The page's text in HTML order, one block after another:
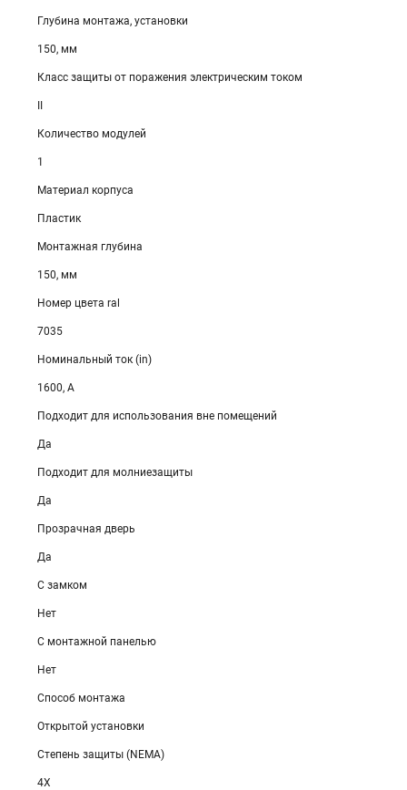
Глубина монтажа, установки
150, мм
Класс защиты от поражения электрическим током
Количество модулей
1
Материал корпуса
Пластик
Монтажная глубина
150, мм
Номер цвета ral
7035
Номинальный ток (in)
1600, А
Подходит для использования вне помещений
Да
Подходит для молниезащиты
Да
Прозрачная дверь
Да
С замком
Нет
С монтажной панелью
Нет
Способ монтажа
Открытой установки
Степень защиты (NEMA)
4X